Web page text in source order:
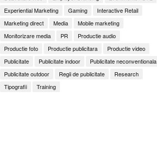
Experiential Marketing
Gaming
Interactive Retail
Marketing direct
Media
Mobile marketing
Monitorizare media
PR
Productie audio
Productie foto
Productie publicitara
Productie video
Publicitate
Publicitate indoor
Publicitate neconventionala
Publicitate outdoor
Regii de publicitate
Research
Tipografii
Training